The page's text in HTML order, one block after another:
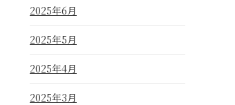
2025年6月
2025年5月
2025年4月
2025年3月